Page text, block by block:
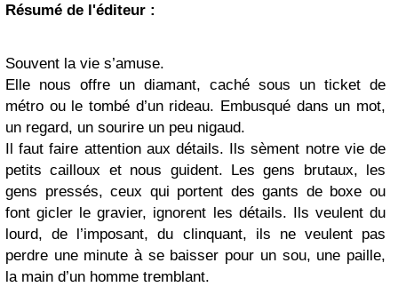
Résumé de l'éditeur :
Souvent la vie s’amuse.
Elle nous offre un diamant, caché sous un ticket de
métro ou le tombé d’un rideau. Embusqué dans un mot,
un regard, un sourire un peu nigaud.
Il faut faire attention aux détails. Ils sèment notre vie de
petits cailloux et nous guident. Les gens brutaux, les
gens pressés, ceux qui portent des gants de boxe ou
font gicler le gravier, ignorent les détails. Ils veulent du
lourd, de l’imposant, du clinquant, ils ne veulent pas
perdre une minute à se baisser pour un sou, une paille,
la main d’un homme tremblant.